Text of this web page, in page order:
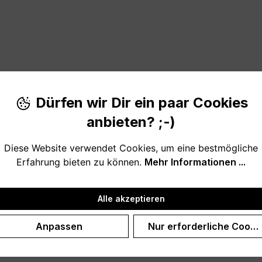
und ausgefallene Geschenkidee.
lachen und noch viel von ihm lernen. Der
Dürfen wir Dir ein paar Cookies
anbieten? ;-)
Diese Website verwendet Cookies, um eine bestmögliche
Erfahrung bieten zu können. Mehr Informationen ...
Alle akzeptieren
Anpassen Nur erforderliche